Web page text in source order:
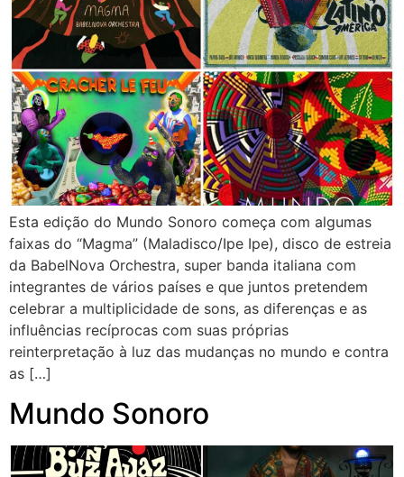
Esta edição do Mundo Sonoro começa com algumas
faixas do “Magma” (Maladisco/Ipe Ipe), disco de estreia
da BabelNova Orchestra, super banda italiana com
integrantes de vários países e que juntos pretendem
celebrar a multiplicidade de sons, as diferenças e as
influências recíprocas com suas próprias
reinterpretação à luz das mudanças no mundo e contra
as […]
Mundo Sonoro